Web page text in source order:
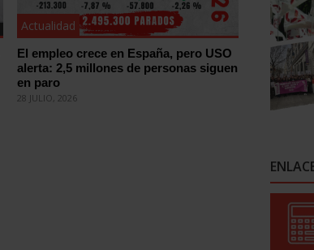
Actualidad
El empleo crece en España, pero USO
alerta: 2,5 millones de personas siguen
en paro
28 JULIO, 2026